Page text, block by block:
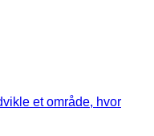
et område, hvor